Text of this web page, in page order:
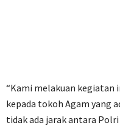
“Kami melakuan kegiatan
kepada tokoh Agam yang
tidak ada jarak antara